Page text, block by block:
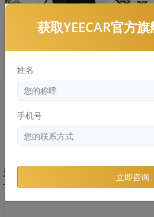
劣质隐形车危害：浪费的钱比膜
还贵！
隐
关于艺卡
获取YEECAR官方
姓名
手机号
立即咨询